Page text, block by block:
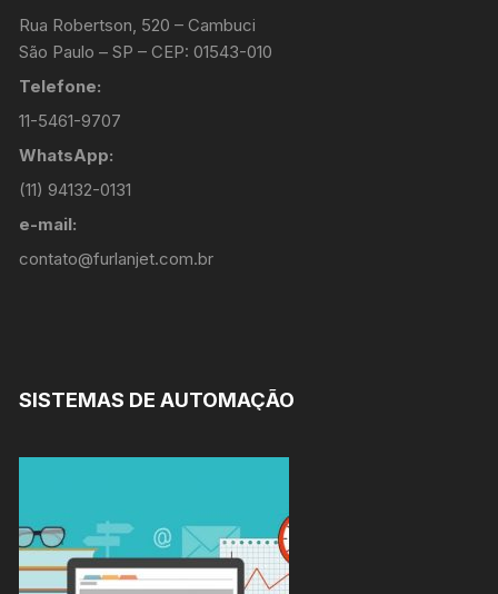
Rua Robertson, 520 – Cambuci
São Paulo – SP – CEP: 01543-010
Telefone:
11-5461-9707
WhatsApp:
(11) 94132-0131
e-mail:
contato@furlanjet.com.br
SISTEMAS DE AUTOMAÇÃO